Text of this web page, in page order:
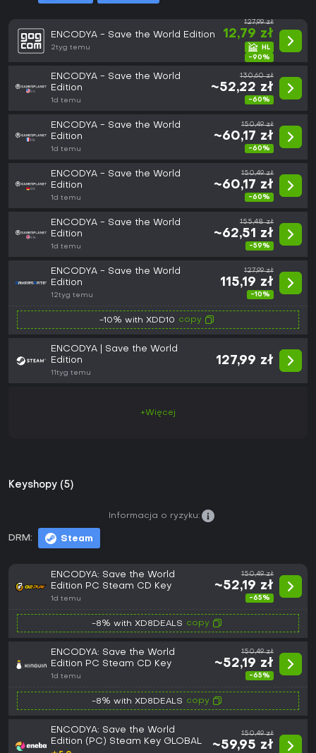
ENCODYA - Save the World Edition
2tyg temu
127,99 zł
12,79 zł
-90%
ENCODYA - Save the World
Edition
1d temu
130,60 zł
~52,22 zł
-60%
ENCODYA - Save the World
Edition
1d temu
150,49 zł
~60,17 zł
-60%
ENCODYA - Save the World
Edition
1d temu
150,49 zł
~60,17 zł
-60%
ENCODYA - Save the World
Edition
1d temu
155,48 zł
~62,51 zł
-59%
ENCODYA - Save the World
Edition
12tyg temu
127,99 zł
115,19 zł
-10%
-10% with XDD10 copy
ENCODYA | Save the World
Edition
11tyg temu
127,99 zł
+Więcej
Keyshopy (5)
DRM: Steam
Informacja o ryzyku:
ENCODYA: Save the World
Edition PC Steam CD Key
1d temu
150,49 zł
~52,19 zł
-65%
-8% with XD8DEALS copy
ENCODYA: Save the World
Edition PC Steam CD Key
1d temu
150,49 zł
~52,19 zł
-65%
-8% with XD8DEALS copy
ENCODYA: Save the World
Edition (PC) Steam Key GLOBAL
150,49 zł
~59,95 zł